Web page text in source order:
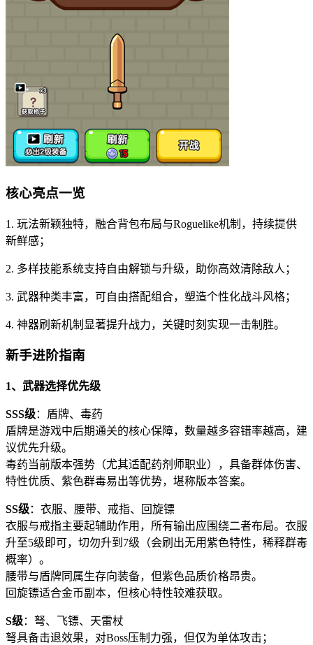
核心亮点一览
1. 玩法新颖独特，融合背包布局与Roguelike机制，持续提供
新鲜感；
2. 多样技能系统支持自由解锁与升级，助你高效清除敌人；
3. 武器种类丰富，可自由搭配组合，塑造个性化战斗风格；
4. 神器刷新机制显著提升战力，关键时刻实现一击制胜。
新手进阶指南
1、武器选择优先级
SSS级：盾牌、毒药
盾牌是游戏中后期通关的核心保障，数量越多容错率越高，建
议优先升级。
毒药当前版本强势（尤其适配药剂师职业），具备群体伤害、
特性优质、紫色群毒易出等优势，堪称版本答案。
SS级：衣服、腰带、戒指、回旋镖
衣服与戒指主要起辅助作用，所有输出应围绕二者布局。衣服
升至5级即可，切勿升到7级（会刷出无用紫色特性，稀释群毒
概率）。
腰带与盾牌同属生存向装备，但紫色品质价格昂贵。
回旋镖适合金币副本，但核心特性较难获取。
S级：弩、飞镖、天雷杖
弩具备击退效果，对Boss压制力强，但仅为单体攻击；